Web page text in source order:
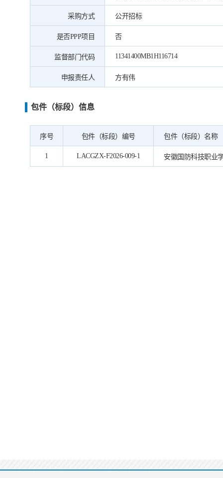
采购方式 公开招标
是否PPP项目 否
监督部门代码 11341400MB1H116714
申报责任人 方有伟
包件（标段）信息
序号 包件（标段）编号 包件（标段）名称
1 LACGZX-F2026-009-1 安徽国防科技职业